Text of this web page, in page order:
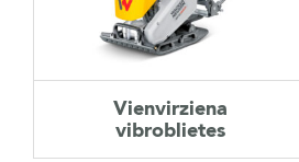
LIETOTĀ TEHNIKA
Vienvirziena
vibroblietes